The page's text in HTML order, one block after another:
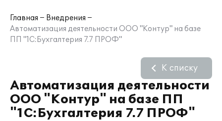
Главная
Внедрения
Автоматизация деятельности ООО "Контур" на базе
ПП "1С:Бухгалтерия 7.7 ПРОФ"
Автоматизация деятельности
ООО "Контур" на базе ПП
"1С:Бухгалтерия 7.7 ПРОФ"
К списку